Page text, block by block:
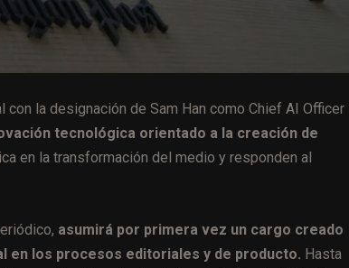
la designación de Sam Han como Chief AI Officer
tecnológica orientado a la creación de
en la transformación del medio y responden al
asumirá por primera vez un cargo creado
en los procesos editoriales y de producto. Hasta